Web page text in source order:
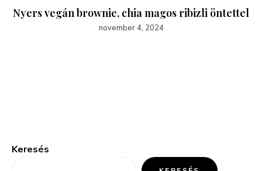
Nyers vegán brownie, chia magos ribizli öntettel
november 4, 2024
Keresés